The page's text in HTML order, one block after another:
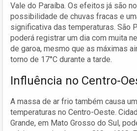
Vale do Paraíba. Os efeitos já são
possibilidade de chuvas fracas e
significativa das temperaturas. São
poderá registrar um dia com muita
de garoa, mesmo que as máximas
torno de 17°C durante a tarde.
Influência no Centro-
A massa de ar frio também causa
temperaturas no Centro-Oeste.
Grande, em Mato Grosso do Sul,